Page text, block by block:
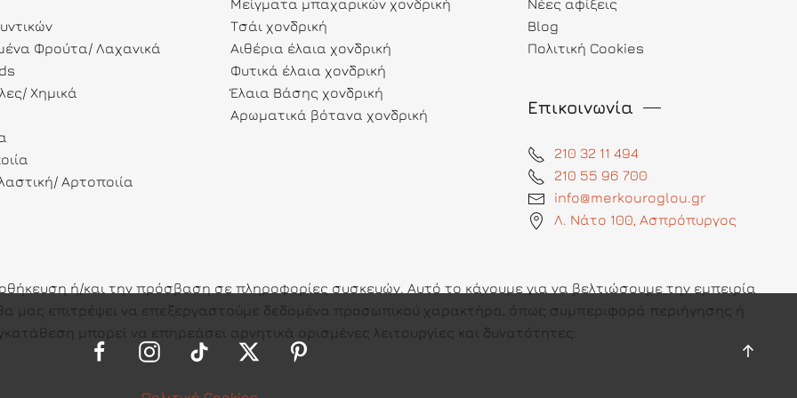
Φρούτα/ Λαχανικά
Χημικά
Αρτοποιία
Μείγματα μπαχαρικών χονδρική
Τσάι χονδρική
Αιθέρια έλαια χονδρική
Φυτικά έλαια χονδρική
Έλαια Βάσης χονδρική
Αρωματικά βότανα χονδρική
Νέες αφίξεις
Blog
Πολιτική Cookies
Επικοινωνία
210 32 11 494
210 55 96 700
info@merkouroglou.gr
Λ. Νάτο 100, Ασπρόπυργος
ή/και την πρόσβαση σε πληροφορίες συσκευών. Αυτό το κάνουμε για να βελτιώσουμε την εμπειρία
θα μας επιτρέψει να επεξεργαστούμε δεδομένα προσωπικού χαρακτήρα, όπως συμπεριφορά περιήγησης ή
μπορεί να επηρεάσει αρνητικά ορισμένες λειτουργίες και δυνατότητες.